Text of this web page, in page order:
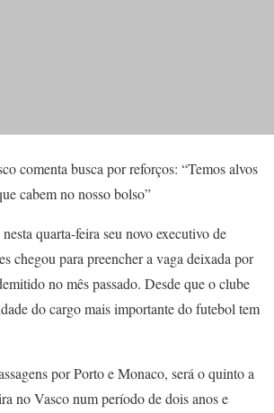
comenta busca por reforços: “Temos alvos
cabem no nosso bolso”
quarta-feira seu novo executivo de
chegou para preencher a vaga deixada por
no mês passado. Desde que o clube
do cargo mais importante do futebol tem
por Porto e Monaco, será o quinto a
no Vasco num período de dois anos e